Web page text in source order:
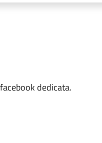
dedicata.